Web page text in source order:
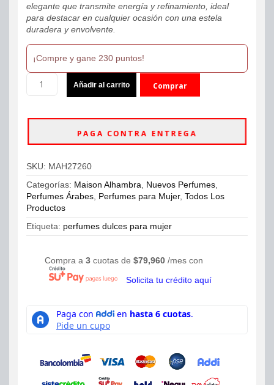
elegante que transmite energía y refinamiento, ideal
para destacar en cualquier ocasión con una estela
duradera y envolvente.
¡Compre y gane 230 puntos!
Alhambra
Original
EDP
100ml
cantidad
Añadir al carrito Comprar
PAGA CONTRA ENTREGA
SKU: MAH27260
Categorías: Maison Alhambra Nuevos Perfumes
Perfumes Árabes Perfumes para Mujer, Todos Los
Productos
Etiqueta: perfumes dulces para mujer
Compra a 3 cuotas de $79,960 /mes con
Solicita tu crédito aquí